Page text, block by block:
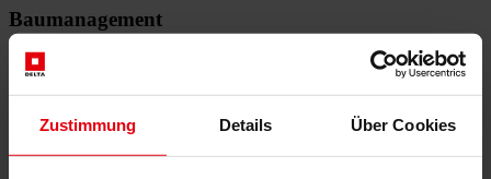
Zustimmung Details Über Cookies
Baumanagement
Projektsteuerung und Projektleitung Örtliche BauaufsichtBegleitende
Kontrolle
Vergabe- und
Vertragsmanagement